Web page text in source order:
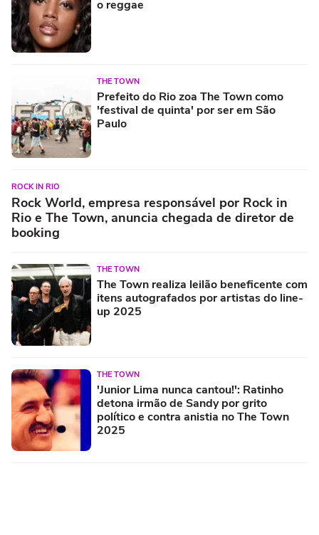
o reggae
THE TOWN
Prefeito do Rio zoa The Town como
'festival de quinta' por ser em São
Paulo
ROCK IN RIO
Rock World, empresa responsável por Rock in
Rio e The Town, anuncia chegada de diretor de
booking
THE TOWN
The Town realiza leilão beneficente com
itens autografados por artistas do line-
up 2025
THE TOWN
'Junior Lima nunca cantou!': Ratinho
detona irmão de Sandy por grito
político e contra anistia no The Town
2025